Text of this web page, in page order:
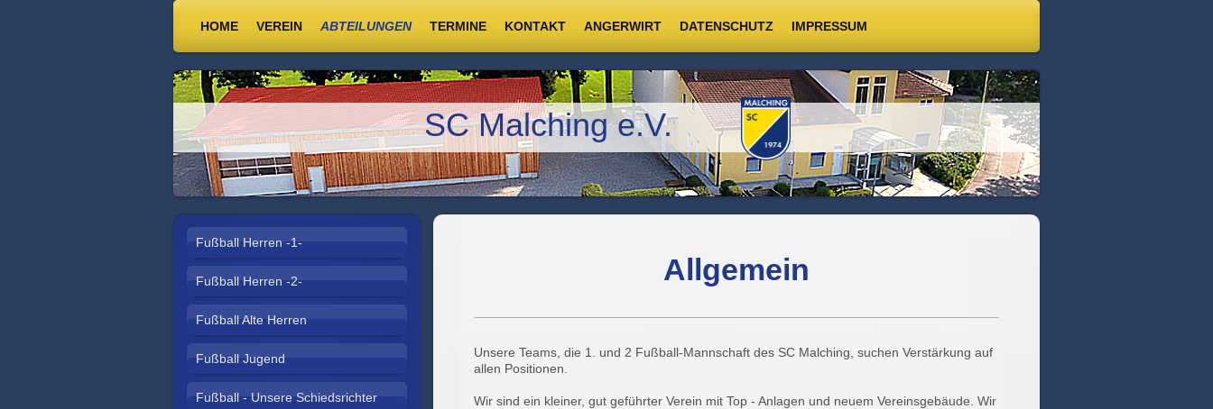
HOME VEREIN ABTEILUNGEN TERMINE KONTAKT ANGERWIRT DATENSCHUTZ IMPRESSUM
SC Malching e.V.
Allgemein
Unsere Teams, die 1. und 2 Fußball-Mannschaft des SC Malching, suchen Verstärkung auf
allen Positionen.
Wir sind ein kleiner, gut geführter Verein mit Top - Anlagen und neuem Vereinsgebäude. Wir
Fußball Herren -1-
Fußball Herren -2-
Fußball Alte Herren
Fußball Jugend
Fußball - Unsere Schiedsrichter